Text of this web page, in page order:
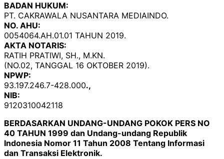
BADAN HUKUM:
PT. CAKRAWALA NUSANTARA MEDIAINDO.
NO. AHU:
0054064.AH.01.01 TAHUN 2019.
AKTA NOTARIS:
RATIH PRATIWI, SH., M.KN.
(NO.02, TANGGAL 16 OKTOBER 2019).
NPWP:
93.197.246.7-428.000.,
NIB:
9120310042118
BERDASARKAN UNDANG-UNDANG POKOK PERS NO
40 TAHUN 1999 dan Undang-undang Republik
Indonesia Nomor 11 Tahun 2008 Tentang Informasi
dan Transaksi Elektronik.